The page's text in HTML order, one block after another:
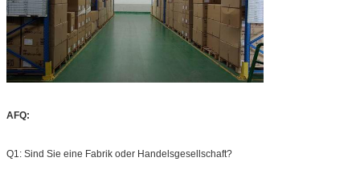
AFQ:
Q1: Sind Sie eine Fabrik oder Handelsgesellschaft?